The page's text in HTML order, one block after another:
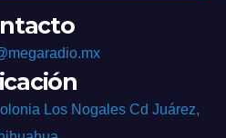
Los Nogales Cd Juárez,